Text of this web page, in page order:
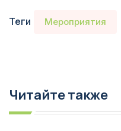
Теги Мероприятия
Читайте также